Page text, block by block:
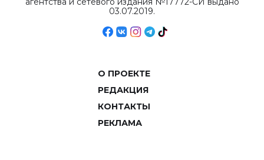
03.07.2019.
О ПРОЕКТЕ
РЕДАКЦИЯ
КОНТАКТЫ
РЕКЛАМА